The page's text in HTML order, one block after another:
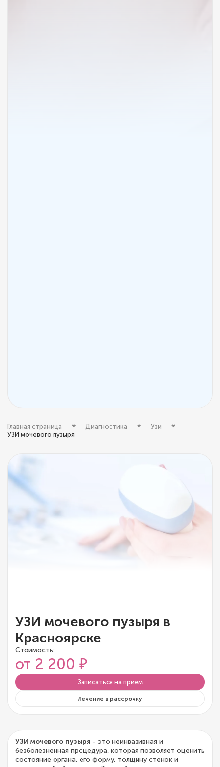
Главная страница Диагностика
Узи
УЗИ мочевого пузыря
УЗИ мочевого пузыря в
Красноярске
Стоимость:
от 2 200 ₽
Записаться на прием
Лечение в рассрочку
УЗИ мочевого пузыря - это неинвазивная и
безболезненная процедура, которая позволяет оценить
состояние органа, его форму, толщину стенок и